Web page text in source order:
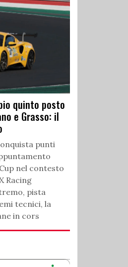
quinto posto
e Grasso: il
punti
nel contesto
Racing
pista
tecnici, la
in cors